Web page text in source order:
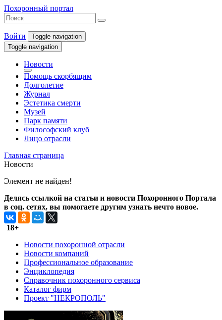
Похоронный портал
Войти
Toggle navigation
Toggle navigation
Новости
Помощь скорбящим
Долголетие
Журнал
Эстетика смерти
Музей
Парк памяти
Философский клуб
Лицо отрасли
Главная страница
Новости
Элемент не найден!
Делясь ссылкой на статьи и новости Похоронного Портала
в соц. сетях, вы помогаете другим узнать нечто новое.
18+
Новости похоронной отрасли
Новости компаний
Профессиональное образование
Энциклопедия
Справочник похоронного сервиса
Каталог фирм
Проект "НЕКРОПОЛЬ"